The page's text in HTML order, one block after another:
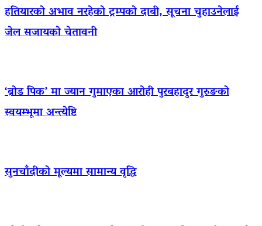
हतियारको अभाव नरहेको ट्रम्पको दाबी, सूचना चुहाउनेलाई
जेल सजायको चेतावनी
‘ब्रोड पिक’ मा ज्यान गुमाएका आराेही पुरबहादुर गुरुङको
स्वयम्भूमा अन्त्येष्टि
सुनचाँदीको मूल्यमा सामान्य वृद्धि